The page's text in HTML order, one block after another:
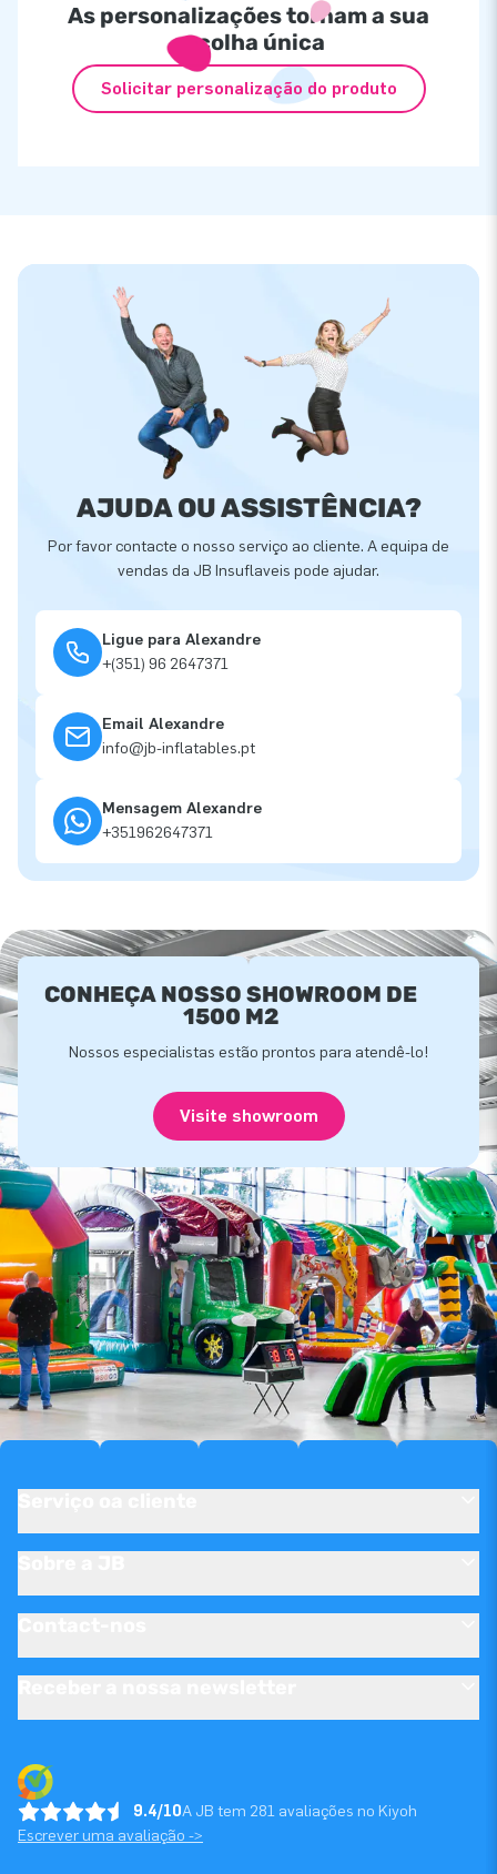
As personalizações tornam a sua
escolha única
Solicitar personalização do produto
AJUDA OU ASSISTÊNCIA?
Por favor contacte o nosso serviço ao cliente. A equipa de
vendas da JB Insuflaveis pode ajudar.
Ligue para Alexandre
+(351) 96 2647371
Email Alexandre
info@jb-inflatables.pt
Mensagem Alexandre
+351962647371
CONHEÇA NOSSO SHOWROOM DE
1500 M2
Nossos especialistas estão prontos para atendê-lo!
Visite showroom
9.4/10A JB tem 281 avaliações no Kiyoh
Escrever uma avaliação ->